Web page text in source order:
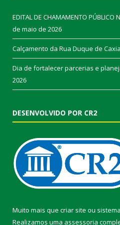
EDITAL DE CHAMAMENTO
de maio de 2026
Calçamento da Rua Duque de
Dia de fortalecer parcerias e
2026
DESENVOLVIDO POR CR2
Muito mais que criar site ou
Realizamos uma assessoria